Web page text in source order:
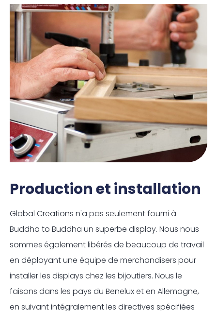
Production et installation
Global Creations n'a pas seulement fourni à
Buddha to Buddha un superbe display. Nous nous
sommes également libérés de beaucoup de travail
en déployant une équipe de merchandisers pour
installer les displays chez les bijoutiers. Nous le
faisons dans les pays du Benelux et en Allemagne,
en suivant intégralement les directives spécifiées